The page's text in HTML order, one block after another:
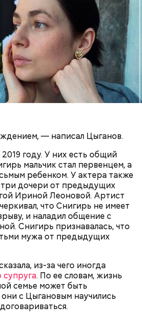
— написал Цыганов.
году. У них есть общий
мальчик стал первенцем, а
ребенком. У актера также
дочери от предыдущих
Ириной Леоновой. Артист
что Снигирь не имеет
и наладил общение с
Снигирь признавалась, что
мужа от предыдущих
из-за чего иногда
супруга. По ее словам, жизнь
семье может быть
с Цыгановым научились
дождя
те осадки, которые
погоду. Считается, что
много грибов, поэтому
Август же считается
поэтому 6-го числа этого
грибного дождя. В этот
в лес собирать
непогода.
много сахара, который
С одной стороны — это
дынями не нужно сильно
и арбузами, людям с
и лишним весом, —
Терапевт Кондрахин назвал
врача, лучше не есть: